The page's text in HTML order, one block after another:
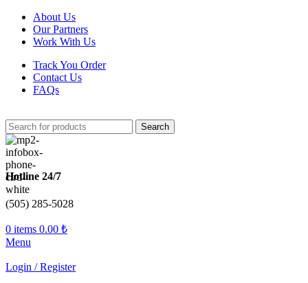
About Us
Our Partners
Work With Us
Track You Order
Contact Us
FAQs
Search
Hotline 24/7
(505) 285-5028
0 items 0.00 ₺
Menu
Login / Register